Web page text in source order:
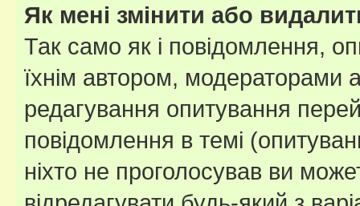
Як мені змінити або
Так само як і повідомлення,
їхнім автором, модераторами
редагування опитування
повідомлення в темі
ніхто не проголосував ви